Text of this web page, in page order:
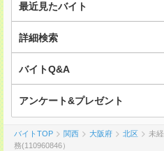
最近見たバイト
詳細検索
バイトQ&A
アンケート&プレゼント
バイトTOP 関西 大阪府 北区
未
務(110960846）